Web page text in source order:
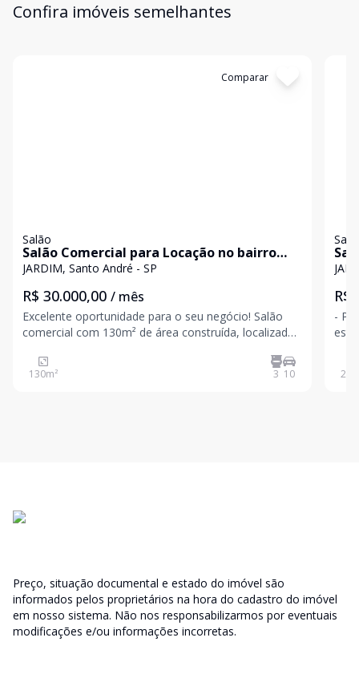
Confira imóveis semelhantes
Comparar
Salão
Salão Comercial para Locação no bairro
Campestre em Santo André
JARDIM, Santo André - SP
R$ 30.000,00 / mês
Excelente oportunidade para o seu negócio! Salão
comercial com 130m² de área construída, localizado
Características do imóvel: Salão principal amplo e
130m² 3 10
R$
-
200
Preço, situação documental e estado do imóvel são
informados pelos proprietários na hora do cadastro do imóvel
em nosso sistema. Não nos responsabilizarmos por eventuais
modificações e/ou informações incorretas.